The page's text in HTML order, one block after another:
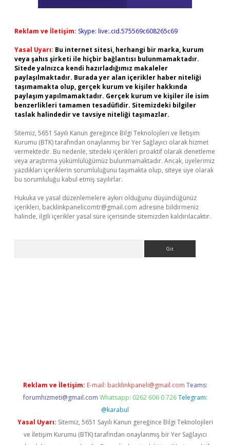
Reklam ve İletişim: Skype: live:.cid.575569c608265c69
Yasal Uyarı: Bu internet sitesi, herhangi bir marka, kurum
veya şahıs şirketi ile hiçbir bağlantısı bulunmamaktadır.
Sitede yalnızca kendi hazırladığımız makaleler
paylaşılmaktadır. Burada yer alan içerikler haber niteliği
taşımamakta olup, gerçek kurum ve kişiler hakkında
paylaşım yapılmamaktadır. Gerçek kurum ve kişiler ile isim
benzerlikleri tamamen tesadüfidir. Sitemizdeki bilgiler
taslak halindedir ve tavsiye niteliği taşımazlar.
Sitemiz, 5651 Sayılı Kanun gereğince Bilgi Teknolojileri ve İletişim
Kurumu (BTK) tarafından onaylanmış bir Yer Sağlayıcı olarak hizmet
vermektedir. Bu nedenle, sitedeki içerikleri proaktif olarak denetleme
veya araştırma yükümlülüğümüz bulunmamaktadır. Ancak, üyelerimiz
yazdıkları içeriklerin sorumluluğunu taşımakta olup, siteye üye olarak
bu sorumluluğu kabul etmiş sayılırlar.
Hukuka ve yasal düzenlemelere aykırı olduğunu düşündüğünüz
içerikleri, backlinkpanelicomtr@gmail.com adresine bildirmeniz
halinde, ilgili içerikler yasal süre içerisinde sitemizden kaldırılacaktır.
Reklam ve İletişim: E-mail: backlinkpaneli@gmail.com Teams:
forumhizmeti@gmail.com Whatsapp: 0262 606 0 726 Telegram:
@karabul
Yasal Uyarı: Sitemiz, 5651 Sayılı Kanun gereğince Bilgi Teknolojileri
ve İletişim Kurumu (BTK) tarafından onaylanmış bir Yer Sağlayıcı